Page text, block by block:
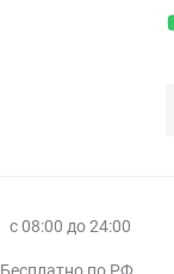
с 08:00 до 24:00